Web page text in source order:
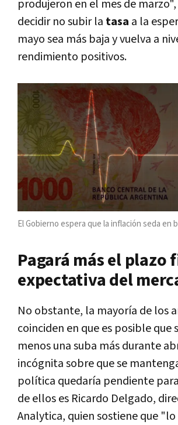
produjeron en el mes de
decidir no subir la tasa a la
mayo sea más baja y vuelva a
rendimiento positivos.
El Gobierno espera que la inflación seda en
Pagará más el plazo
expectativa del
No obstante, la mayoría de los
coinciden en que es posible que
menos una suba más durante
incógnita sobre que se
política quedaría pendiente
de ellos es Ricardo Delgado,
Analytica, quien sostiene que "lo